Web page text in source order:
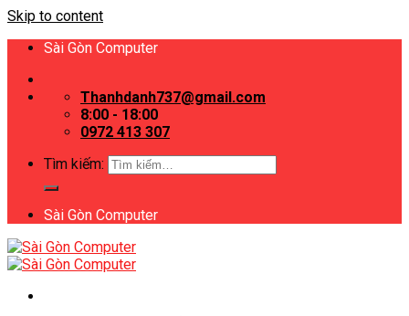
Skip to content
Sài Gòn Computer
Thanhdanh737@gmail.com
8:00 - 18:00
0972 413 307
Tìm kiếm:
Sài Gòn Computer